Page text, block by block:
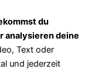
du
analysieren deine
Text oder
und jederzeit